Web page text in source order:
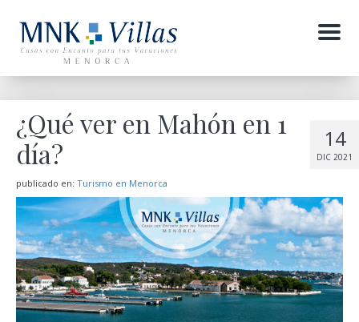
Menu
14
DIC 2021
¿Qué ver en Mahón en 1
día?
publicado en: Turismo en Menorca